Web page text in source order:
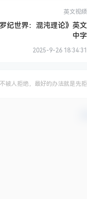
英文视频
纪世界：混沌理论》英文
中字
2025-9-26 18:34:31
被人拒绝，最好的办法就是先